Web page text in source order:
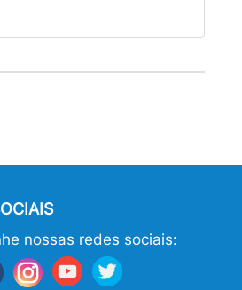
nossas redes sociais: